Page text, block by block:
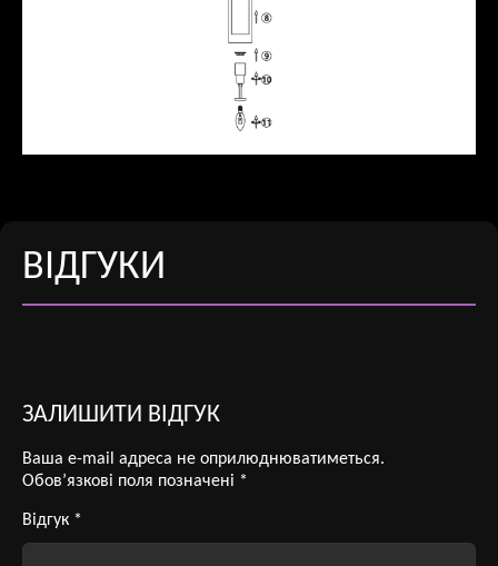
ВІДГУКИ
ЗАЛИШИТИ ВІДГУК
Ваша e-mail адреса не оприлюднюватиметься.
Обов’язкові поля позначені *
Відгук *